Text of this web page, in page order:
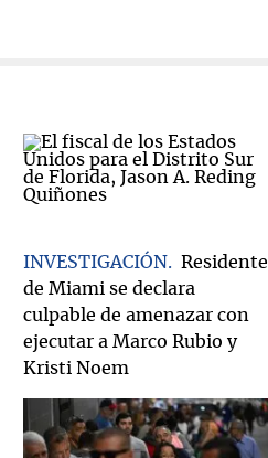
INVESTIGACIÓN
Residente
de Miami se declara
culpable de amenazar con
ejecutar a Marco Rubio y
Kristi Noem